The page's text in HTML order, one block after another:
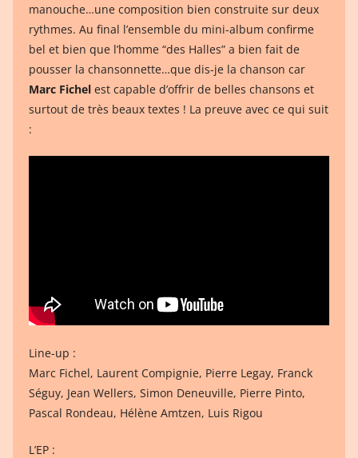
manouche…une composition bien construite sur deux
rythmes. Au final l’ensemble du mini-album confirme
bel et bien que l’homme “des Halles” a bien fait de
pousser la chansonnette…que dis-je la chanson car
Marc Fichel est capable d’offrir de belles chansons et
surtout de très beaux textes ! La preuve avec ce qui suit
:
Line-up :
Marc Fichel, Laurent Compignie, Pierre Legay, Franck
Séguy, Jean Wellers, Simon Deneuville, Pierre Pinto,
Pascal Rondeau, Hélène Amtzen, Luis Rigou
L’EP :